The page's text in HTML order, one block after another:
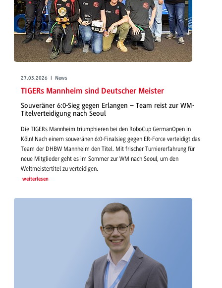
27.03.2026 | News
TIGERs Mannheim sind Deutscher Meister
Souveräner 6:0-Sieg gegen Erlangen – Team reist zur WM-
Titelverteidigung nach Seoul
Die TIGERs Mannheim triumphieren bei den RoboCup GermanOpen in
Köln! Nach einem souveränen 6:0-Finalsieg gegen ER-Force verteidigt das
Team der DHBW Mannheim den Titel. Mit frischer Turniererfahrung für
neue Mitglieder geht es im Sommer zur WM nach Seoul, um den
Weltmeistertitel zu verteidigen.
weiterlesen